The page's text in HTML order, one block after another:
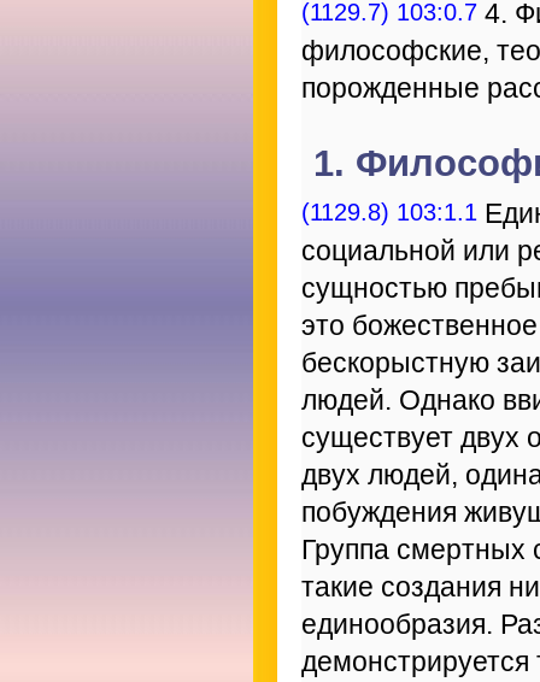
(1129.7) 103:0.7 4.
философские,
порожденные
1.
(1129.8) 103:1.1
социальной или
сущностью
это
бескорыстную
людей. Однако
существует двух
двух людей,
побуждения
Группа смертных
такие создания
единообразия.